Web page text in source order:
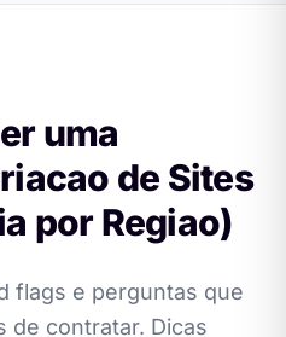
uma
de Sites
por Regiao)
flags e perguntas que
de contratar. Dicas